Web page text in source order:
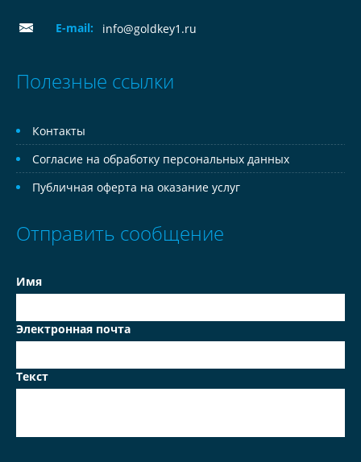
E-mail: info@goldkey1.ru
Полезные ссылки
Контакты
Согласие на обработку персональных данных
Публичная оферта на оказание услуг
Отправить сообщение
Имя
Электронная почта
Текст